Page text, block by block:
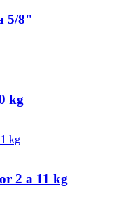
5/8"
kg
2 a 11 kg